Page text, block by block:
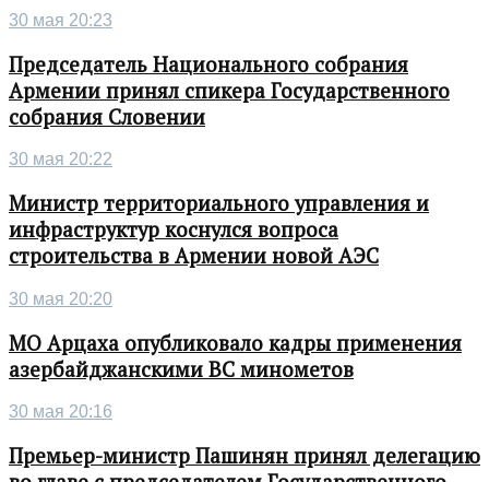
30 мая 20:23
Председатель Национального собрания
Армении принял спикера Государственного
собрания Словении
30 мая 20:22
Министр территориального управления и
инфраструктур коснулся вопроса
строительства в Армении новой АЭС
30 мая 20:20
МО Арцаха опубликовало кадры применения
азербайджанскими ВС минометов
30 мая 20:16
Премьер-министр Пашинян принял делегацию